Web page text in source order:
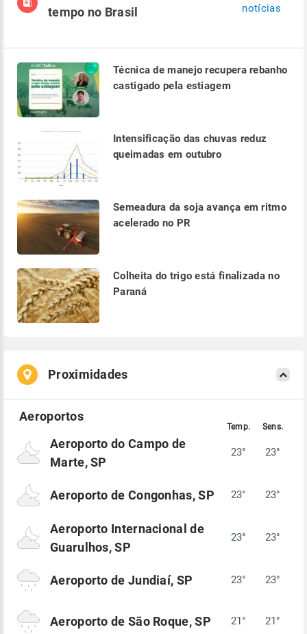
tempo no Brasil
notícias
Técnica de manejo recupera rebanho
castigado pela estiagem
Intensificação das chuvas reduz
queimadas em outubro
Semeadura da soja avança em ritmo
acelerado no PR
Colheita do trigo está finalizada no
Paraná
Proximidades
Aeroporto do Campo de
Marte, SP
23° 23°
Aeroporto de Congonhas, SP 23° 23°
Aeroporto Internacional de
Guarulhos, SP
23° 23°
Aeroporto de Jundiaí, SP 23° 23°
Aeroporto de São Roque, SP 21° 21°